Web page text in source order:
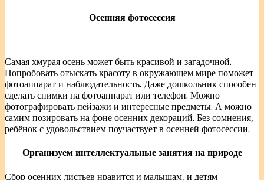
Осенняя фотосессия
Самая хмурая осень может быть красивой и загадочной.
Попробовать отыскать красоту в окружающем мире поможет
фотоаппарат и наблюдательность. Даже дошкольник способен
сделать снимки на фотоаппарат или телефон. Можно
фотографировать пейзажи и интересные предметы. А можно
самим позировать на фоне осенних декораций. Без сомнения,
ребёнок с удовольствием поучаствует в осенней фотосессии.
Организуем интеллектуальные занятия на природе
Сбор осенних листьев нравится и малышам, и детям